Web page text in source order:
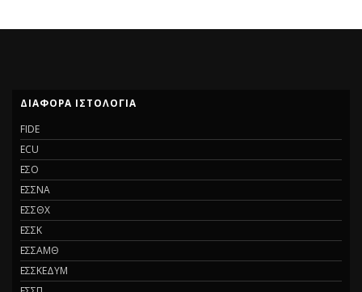
ΔΙΑΦΟΡΑ ΙΣΤΟΛΟΓΙΑ
FIDE
ECU
ΕΣΟ
ΕΣΣΝΑ
ΕΣΣΘΧ
ΕΣΣΚ
ΕΣΣΑΜΘ
ΕΣΣΚΕΔΥΜ